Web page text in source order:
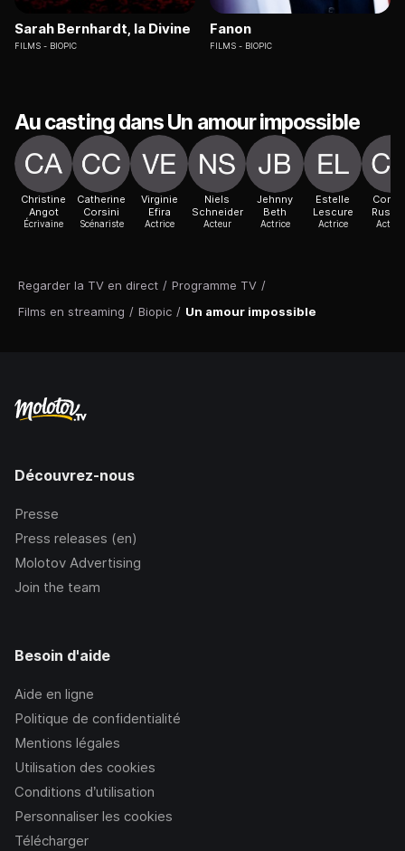
Regarder la TV en direct / Programme TV /
Films en streaming / Biopic / Un amour impossible
Sarah Bernhardt, la Divine
FILMS BIOPIC
Fanon
FILMS BIOPIC
Au casting dans Un amour impossible
Christine
Angot
Écrivaine
Catherine
Corsini
Scénariste
Virginie
Efira
Actrice
Niels
Schneider
Acteur
Jehnny
Beth
Actrice
Estelle
Lescure
Actrice Actrice
Découvrez-nous
Presse
Press releases (en)
Molotov Advertising
Join the team
Besoin d'aide
Aide en ligne
Politique de confidentialité
Mentions légales
Utilisation des cookies
Conditions d’utilisation
Personnaliser les cookies
Télécharger